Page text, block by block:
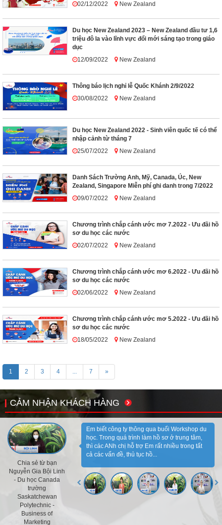
02/12/2022
New Zealand
Du học New Zealand 2023 – New Zealand đầu tư 1,6
triệu đô la vào lĩnh vực đổi mới sáng tạo trong giáo
dục
12/09/2022
New Zealand
Thông báo lịch nghỉ lễ Quốc Khánh 2/9/2022
30/08/2022
New Zealand
Du học New Zealand 2022 - Sinh viên quốc tế có thể
nhập cảnh từ tháng 7
25/07/2022
New Zealand
Danh Sách Trường Anh, Mỹ, Canada, Úc, New
Zealand, Singapore Miễn phí ghi danh trong 7/2022
09/07/2022
New Zealand
Chương trình chắp cánh ước mơ 7.2022 - Ưu đãi hồ
sơ du học các nước
02/07/2022
New Zealand
Chương trình chắp cánh ước mơ 6.2022 - Ưu đãi hồ
sơ du học các nước
02/06/2022
New Zealand
Chương trình chắp cánh ước mơ 5.2022 - Ưu đãi hồ
sơ du học các nước
18/05/2022
New Zealand
1 2 3 4 ... 7 »
CẢM NHẬN KHÁCH HÀNG
Chia sẻ từ bạn
Nguyễn Gia Bội Linh
- Du học Canada
trường
Saskatchewan
Polytechnic -
Business of
Marketing
Em biết công ty thông qua buổi Workshop du
học. Trong quá trình làm hồ sơ ở trung tâm,
thì các ANh chị hỗ trợ Em rất nhiều trong tất
cả các vấn đề, thủ tục hồ...